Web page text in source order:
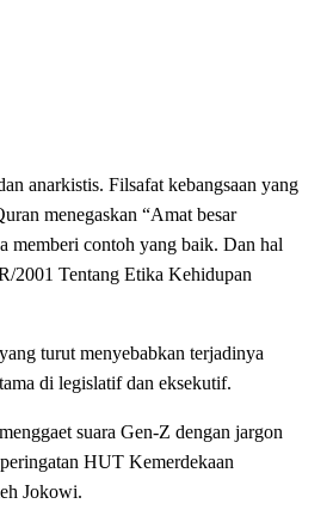
anarkistis. Filsafat kebangsaan yang
menegaskan “Amat besar
memberi contoh yang baik. Dan hal
2001 Tentang Etika Kehidupan
turut menyebabkan terjadinya
di legislatif dan eksekutif.
suara Gen-Z dengan jargon
HUT Kemerdekaan
Jokowi.